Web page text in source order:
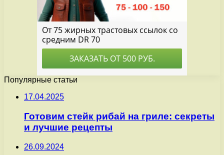
Популярные статьи
17.04.2025
Готовим стейк рибай на гриле: секреты
и лучшие рецепты
26.09.2024